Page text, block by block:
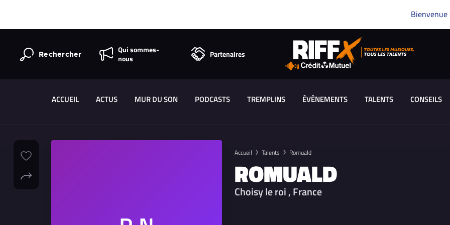
Bienvenue
Rechercher
Qui sommes-
nous
Partenaires
ACCUEIL ACTUS MUR DU SON PODCASTS TREMPLINS ÉVÈNEMENTS TALENTS CONSEILS
Accueil Talents Romuald
ROMUALD
Choisy le roi , France